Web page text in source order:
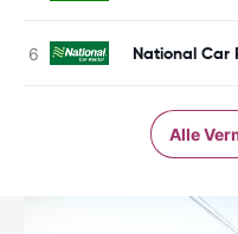
National Car
Alle